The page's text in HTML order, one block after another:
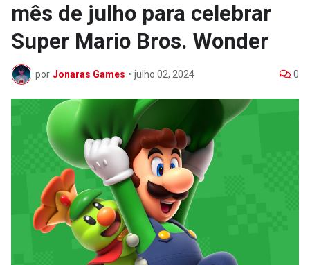
mês de julho para celebrar
Super Mario Bros. Wonder
por Jonaras Games • julho 02, 2024 0